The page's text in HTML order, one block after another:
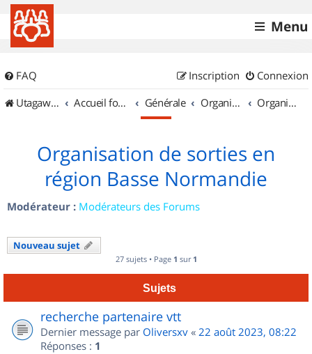
Menu
FAQ Connexion
Inscription
UtagawaVTT (Randos VTT et VTTAE avec traces GPS)
Accueil forum Générale Organisation de sorties & Recherche de partenaires Organisation de sorties en région Basse Normandie
Organisation de sorties en
région Basse Normandie
Modérateur : Modérateurs des Forums
Nouveau sujet
27 sujets • Page 1 sur 1
Sujets
recherche partenaire vtt
Dernier message par Oliversxv « 22 août 2023, 08:22
Réponses : 1